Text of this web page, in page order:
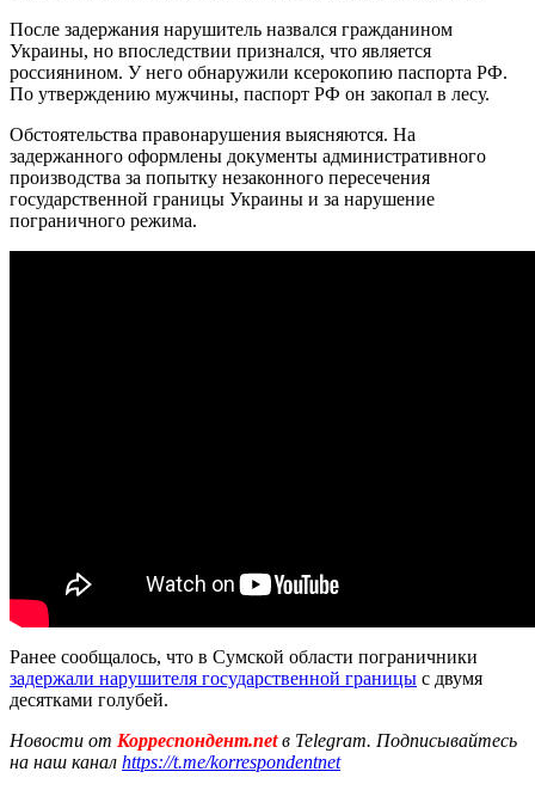
После задержания нарушитель назвался гражданином
Украины, но впоследствии признался, что является
россиянином. У него обнаружили ксерокопию паспорта РФ.
По утверждению мужчины, паспорт РФ он закопал в лесу.
Обстоятельства правонарушения выясняются. На
задержанного оформлены документы административного
производства за попытку незаконного пересечения
государственной границы Украины и за нарушение
пограничного режима.
Ранее сообщалось, что в Сумской области пограничники
задержали нарушителя государственной границы с двумя
десятками голубей.
Новости от Корреспондент.netв Telegram. Подписывайтесь
на наш канал https://t.me/korrespondentnet